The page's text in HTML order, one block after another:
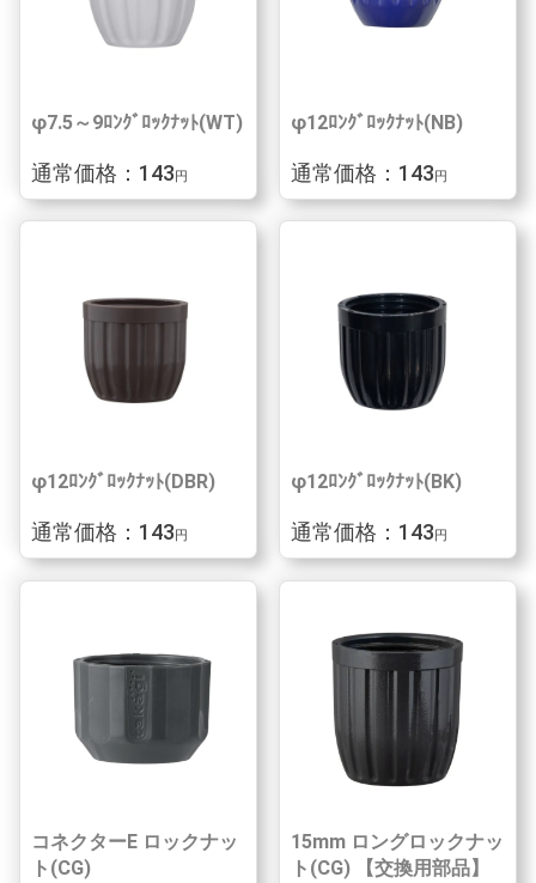
φ7.5～9ﾛﾝｸﾞﾛｯｸﾅｯﾄ(WT)
通常価格：143円
φ12ﾛﾝｸﾞﾛｯｸﾅｯﾄ(NB)
通常価格：143円
φ12ﾛﾝｸﾞﾛｯｸﾅｯﾄ(DBR)
通常価格：143 円
φ12ﾛﾝｸﾞﾛｯｸﾅｯﾄ(BK)
通常価格：143 円
コネクターE ロックナッ
ト(CG)
15mm ロングロックナッ
ト(CG) 【交換用部品】